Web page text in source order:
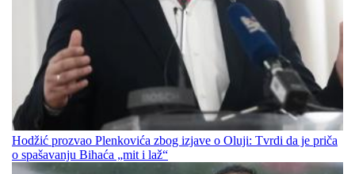
Hodžić prozvao Plenkovića zbog izjave o Oluji: Tvrdi da je priča
o spašavanju Bihaća „mit i laž“